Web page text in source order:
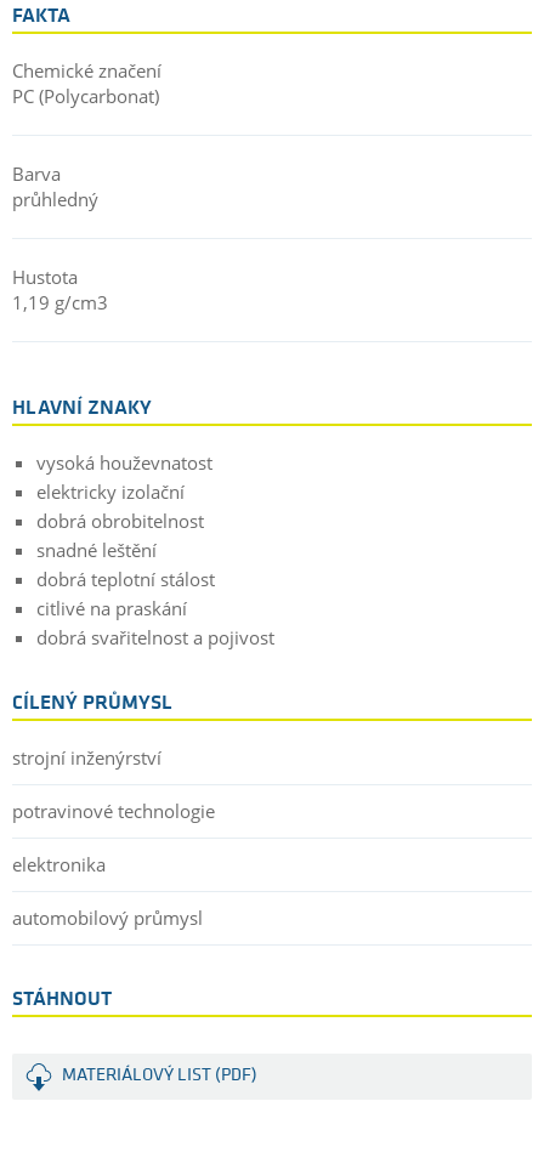
FAKTA
Chemické značení
PC (Polycarbonat)
Barva
průhledný
Hustota
1,19 g/cm3
HLAVNÍ ZNAKY
vysoká houževnatost
elektricky izolační
dobrá obrobitelnost
snadné leštění
dobrá teplotní stálost
citlivé na praskání
dobrá svařitelnost a pojivost
CÍLENÝ PRŮMYSL
strojní inženýrství
potravinové technologie
elektronika
automobilový průmysl
STÁHNOUT
MATERIÁLOVÝ LIST (PDF)